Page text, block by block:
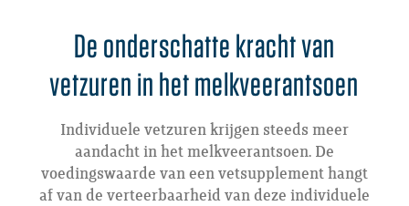
De onderschatte kracht van
vetzuren in het melkveerantsoen
Individuele vetzuren krijgen steeds meer
aandacht in het melkveerantsoen. De
voedingswaarde van een vetsupplement hangt
af van de verteerbaarheid van deze individuele